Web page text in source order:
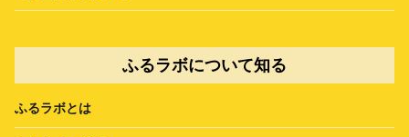
ふるラボについて知る
ふるラボとは